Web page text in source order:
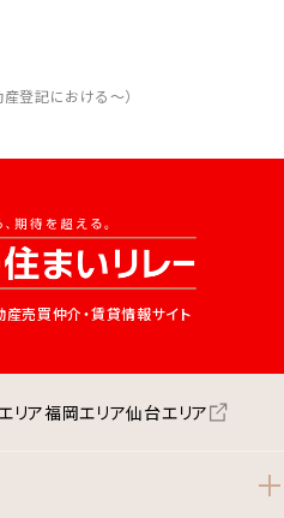
登記における～）
産売買仲介・賃貸情報サイト
リア福岡エリア仙台エリア